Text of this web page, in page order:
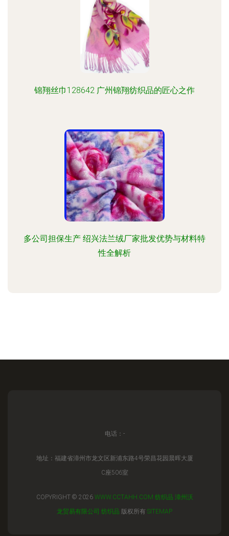
锦翔丝巾128642 广州锦翔纺织品的匠心之作
多公司担保生产 绍兴法兰绒厂家批发优势与材料特
性全解析
电话：-
地址：福建省漳州市龙文区新浦东路4号荣昌花园晨晖大厦
C座506室
COPYRIGHT © 2026 WWW.CCTAHH.COM 纺织品 漳州沃
龙贸易有限公司 纺织品 版权所有 SITEMAP